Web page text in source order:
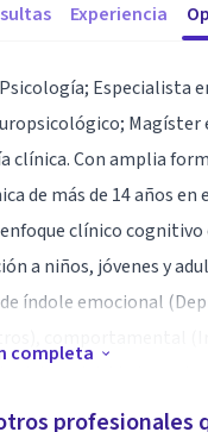
Experiencia
Especialista
Magíster
clínica. Con amplia
de más de 14 años
clínico cognitivo
a niños, jóvenes y
índole emocional
hiperactividad,
completa
profesionales